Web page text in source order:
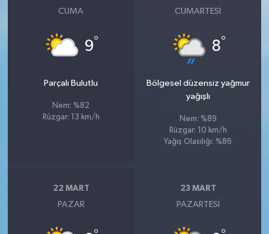
CUMA
9°
Parçalı Bulutlu
Nem: %82
Rüzgar: 13 km/h
CUMARTESI
8°
Bölgesel düzensiz yağmur
yağışlı
Nem: %89
Rüzgar: 10 km/h
Yağış Olasılığı: %86
22 MART
PAZAR
23 MART
PAZARTESI